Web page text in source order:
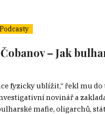
Podcasty
– Jak
fyzicky ublížit,“ řekl mu
novinář a
mafie, oligarchů,